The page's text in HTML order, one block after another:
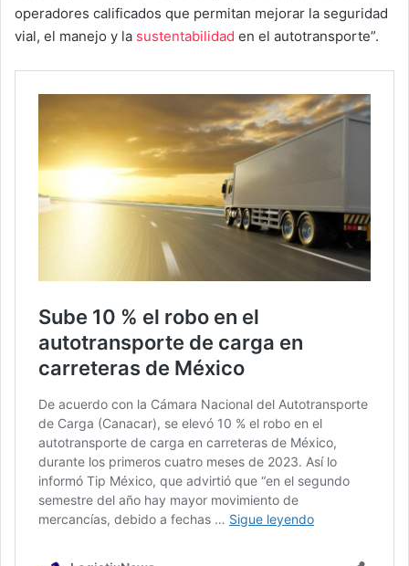
operadores calificados que permitan mejorar la seguridad
vial, el manejo y la sustentabilidad en el autotransporte”.